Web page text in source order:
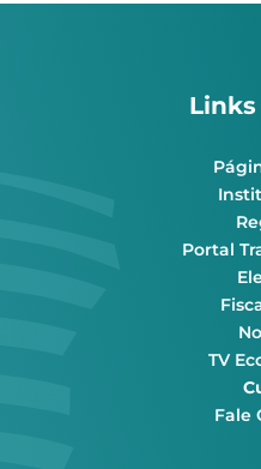
Portal
TV
Fale